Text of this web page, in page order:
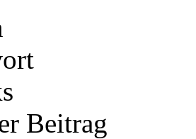
Beitrag